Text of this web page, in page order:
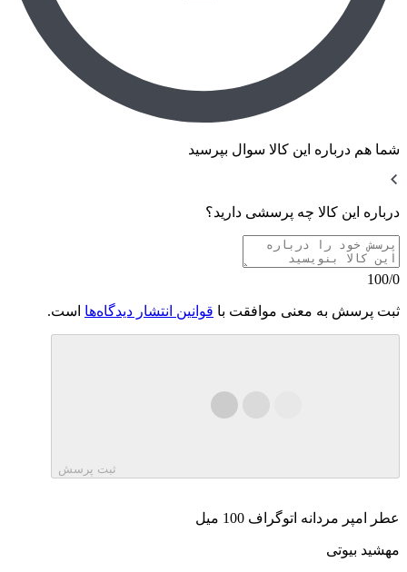
شما هم درباره این کالا سوال بپرسید
درباره این کالا چه پرسشی دارید؟
100/0
ثبت پرسش به معنی موافقت با قوانین انتشار دیدگاه‌ها است.
ثبت پرسش
عطر امپر مردانه اتوگراف 100 میل
مهشید بیوتی